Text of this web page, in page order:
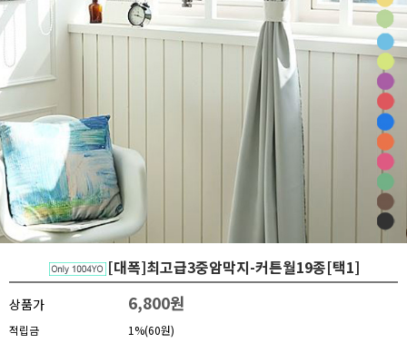
[대폭]최고급3중암막지-커튼월19종[택1]
상품가 6,800원
적립금 1%(60원)